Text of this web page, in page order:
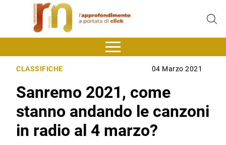
CLASSIFICHE 04 Marzo 2021
Sanremo 2021, come
stanno andando le canzoni
in radio al 4 marzo?